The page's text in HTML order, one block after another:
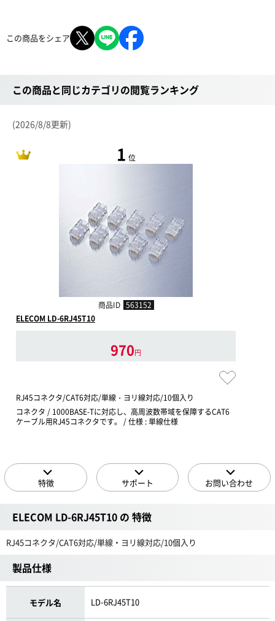
この商品をシェア
この商品と同じカテゴリの閲覧ランキング
(2026/8/8更新)
1 位
商品ID 563152
ELECOM LD-6RJ45T10
970円
RJ45コネクタ/CAT6対応/単線・ヨリ線対応/10個入り
コネクタ / 1000BASE-Tに対応し、高周波数帯域を保障するCAT6
ケーブル用RJ45コネクタです。 / 仕様 : 単線仕様
特徴 サポート お問い合わせ
ELECOM LD-6RJ45T10 の 特徴
RJ45コネクタ/CAT6対応/単線・ヨリ線対応/10個入り
製品仕様
モデル名 LD-6RJ45T10